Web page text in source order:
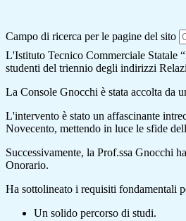
Campo di ricerca per le pagine del sito
L'Istituto Tecnico Commerciale Statale
studenti del triennio degli indirizzi
La Console Gnocchi è stata accolta da
L'intervento è stato un affascinante
Novecento, mettendo in luce le sfide
Successivamente, la Prof.ssa Gnocchi
Onorario.
Ha sottolineato i requisiti fondamentali
Un solido percorso di studi.